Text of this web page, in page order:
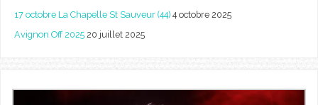
17 octobre La Chapelle St Sauveur (44) 4 octobre 2025
Avignon Off 2025 20 juillet 2025